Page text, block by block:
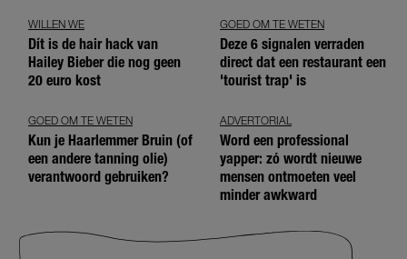
WILLEN WE
Dít is de hair hack van
Hailey Bieber die nog geen
20 euro kost
GOED OM TE WETEN
Deze 6 signalen verraden
direct dat een restaurant een
'tourist trap' is
GOED OM TE WETEN
Kun je Haarlemmer Bruin (of
een andere tanning olie)
verantwoord gebruiken?
ADVERTORIAL
Word een professional
yapper: zó wordt nieuwe
mensen ontmoeten veel
minder awkward